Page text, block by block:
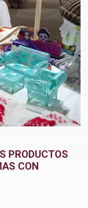
PRODUCTOS
CON